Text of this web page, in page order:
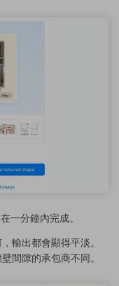
一分鐘內完成。
輸出都會顯得平淡。
間隙的承包商不同。